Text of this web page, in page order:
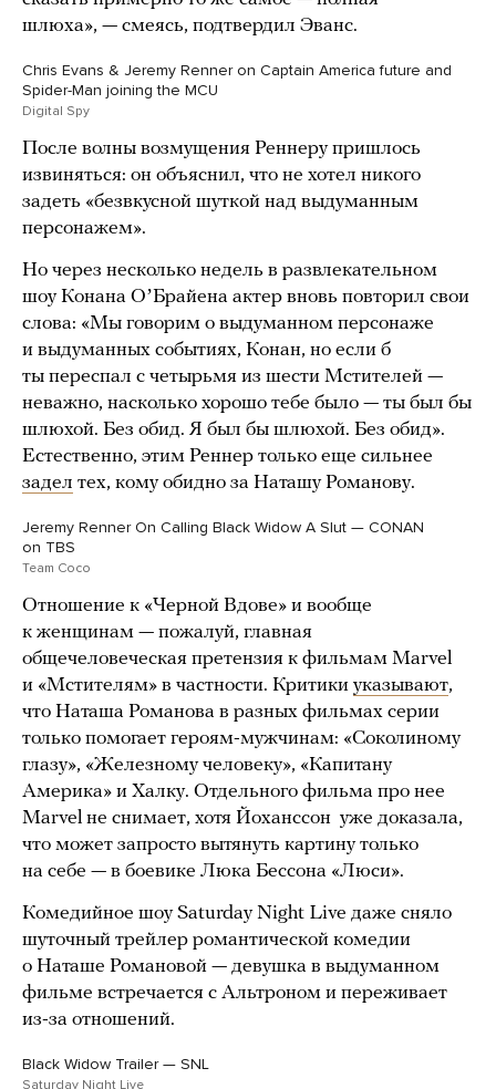
шлюха», — смеясь, подтвердил Эванс.
Chris Evans & Jeremy Renner on Captain America future and
Spider-Man joining the MCU
Digital Spy
После волны возмущения Реннеру пришлось
извиняться: он объяснил, что не хотел никого
задеть «безвкусной шуткой над выдуманным
персонажем».
Но через несколько недель в развлекательном
шоу Конана ОʼБрайена актер вновь повторил свои
слова: «Мы говорим о выдуманном персонаже
и выдуманных событиях, Конан, но если б
ты переспал с четырьмя из шести Мстителей —
неважно, насколько хорошо тебе было — ты был бы
шлюхой. Без обид. Я был бы шлюхой. Без обид».
Естественно, этим Реннер только еще сильнее
задел тех, кому обидно за Наташу Романову.
Jeremy Renner On Calling Black Widow A Slut — CONAN
on TBS
Team Coco
Отношение к «Черной Вдове» и вообще
к женщинам — пожалуй, главная
общечеловеческая претензия к фильмам Marvel
и «Мстителям» в частности. Критики указывают,
что Наташа Романова в разных фильмах серии
только помогает героям-мужчинам: «Соколиному
глазу», «Железному человеку», «Капитану
Америка» и Халку. Отдельного фильма про нее
Marvel не снимает, хотя Йоханссон уже доказала,
что может запросто вытянуть картину только
на себе — в боевике Люка Бессона «Люси».
Комедийное шоу Saturday Night Live даже сняло
шуточный трейлер романтической комедии
о Наташе Романовой — девушка в выдуманном
фильме встречается с Альтроном и переживает
из-за отношений.
Black Widow Trailer — SNL
Saturday Night Live